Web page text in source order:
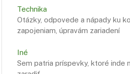
Technika
Otázky, odpovede a nápady ku
zapojeniam, úpravám zariadení
Iné
Sem patria príspevky, ktoré inde